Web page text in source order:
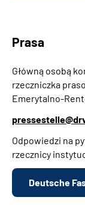
Prasa
Główną osobą
rzeczniczka
Emerytalno-
Odpowiedzi na
rzecznicy
Deutsche